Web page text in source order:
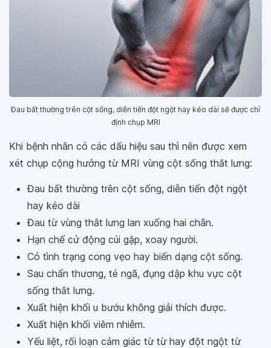
Đau bất thường trên cột sống, diễn tiến đột ngột hay kéo dài sẽ được chỉ
định chụp MRI
Khi bệnh nhân có các dấu hiệu sau thì nên được xem
xét chụp cộng hưởng từ MRI vùng cột sống thắt lưng:
Đau bất thường trên cột sống, diễn tiến đột ngột
hay kéo dài
Đau từ vùng thắt lưng lan xuống hai chân.
Hạn chế cử động cúi gập, xoay người.
Có tình trạng cong vẹo hay biến dạng cột sống.
Sau chấn thương, té ngã, đụng dập khu vực cột
sống thắt lưng.
Xuất hiện khối u bướu không giải thích được.
Xuất hiện khối viêm nhiễm.
Yếu liệt, rối loạn cảm giác từ từ hay đột ngột từ